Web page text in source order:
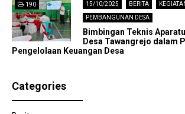
15/10/2025 BERITA
PEMBANGUNAN DESA
Bimbingan Teknis
Desa Tawangrejo dalam
Pengelolaan Keuangan Desa
190
Categories